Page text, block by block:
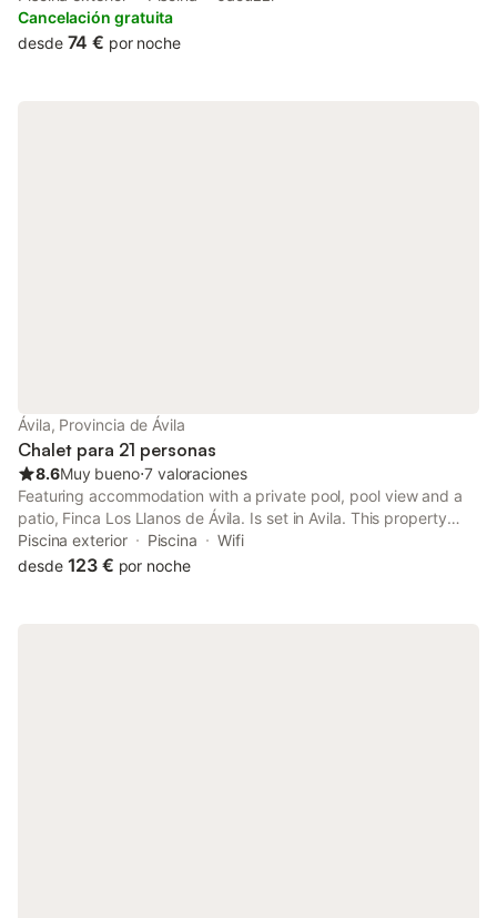
Encarnación Monastery.
Cancelación gratuita
desde 74 € por noche
Ávila, Provincia de Ávila
Chalet para 21 personas
8.6Muy bueno⋅7 valoraciones
Featuring accommodation with a private pool, pool view and a
patio, Finca Los Llanos de Ávila. Is set in Avila. This property
offers access to a balcony, darts, free private parking and free
WiFi. Torreón de los Guzmanes is 3.
Piscina exterior Piscina
Wifi
desde 123 € por noche